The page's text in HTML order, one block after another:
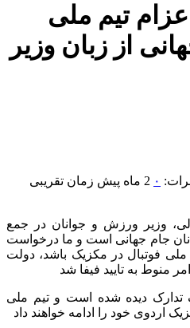
تیم ملی
از زبان وزیر
۰ 2 ماه پیش
زمان تقریبی
وزیر ورزش و جوانان در جمع
جام جهانی است و ما درخواست
ملی فوتبال در مکزیک باشد، دولت
منوط به تایید فیفا شد
دیده شده است و تیم ملی
اردوی خود را ادامه خواهند داد